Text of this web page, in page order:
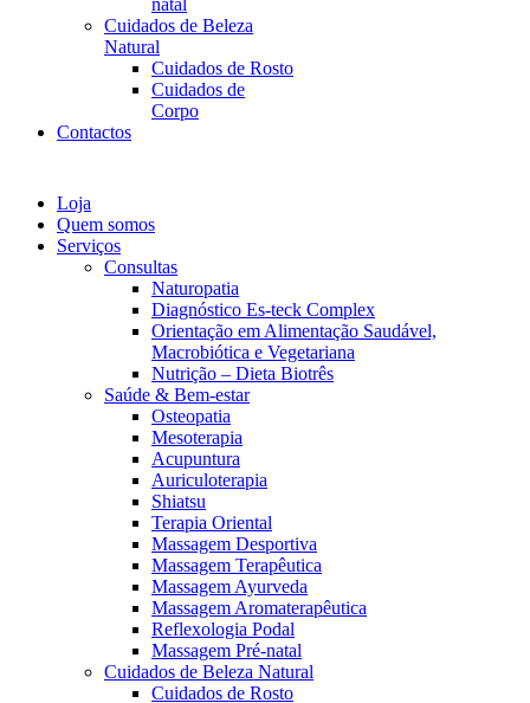
Cuidados de Beleza
Natural
Cuidados de Rosto
Cuidados de
Corpo
Contactos
Loja
Quem somos
Serviços
Consultas
Naturopatia
Diagnóstico Es-teck Complex
Orientação em Alimentação Saudável,
Macrobiótica e Vegetariana
Nutrição – Dieta Biotrês
Saúde & Bem-estar
Osteopatia
Mesoterapia
Acupuntura
Auriculoterapia
Shiatsu
Terapia Oriental
Massagem Desportiva
Massagem Terapêutica
Massagem Ayurveda
Massagem Aromaterapêutica
Reflexologia Podal
Massagem Pré-natal
Cuidados de Beleza Natural
Cuidados de Rosto